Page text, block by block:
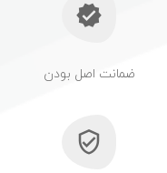
ضمانت اصل بودن